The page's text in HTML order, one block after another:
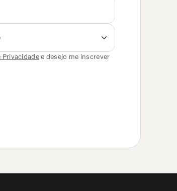
Privacidade e desejo me inscrever